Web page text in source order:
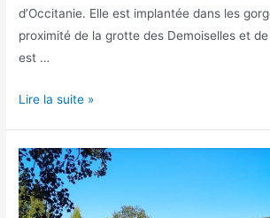
d’Occitanie. Elle est implantée dans les
proximité de la grotte des Demoiselles et
est …
La
du
Thaurac
dans
Lire la suite »